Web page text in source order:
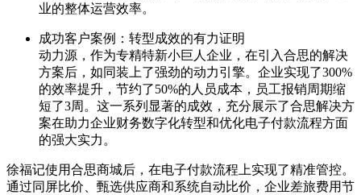
业的整体运营效率。
成功客户案例：转型成效的有力证明
动力源，作为专精特新小巨人企业，在引入合思的解决
方案后，如同装上了强劲的动力引擎。企业实现了300%
的效率提升，节约了50%的人员成本，员工报销周期缩
短了3周。这一系列显著的成效，充分展示了合思解决方
案在助力企业财务数字化转型和优化电子付款流程方面
的强大实力。
徐福记使用合思商城后，在电子付款流程上实现了精准管控。
通过同屏比价、甄选供应商和系统自动比价，企业差旅费用节